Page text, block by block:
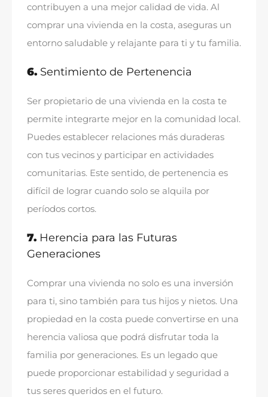
contribuyen a una mejor calidad de vida. Al
comprar una vivienda en la costa, aseguras un
entorno saludable y relajante para ti y tu familia.
6. Sentimiento de Pertenencia
Ser propietario de una vivienda en la costa te
permite integrarte mejor en la comunidad local.
Puedes establecer relaciones más duraderas
con tus vecinos y participar en actividades
comunitarias. Este sentido, de pertenencia es
difícil de lograr cuando solo se alquila por
períodos cortos.
7. Herencia para las Futuras
Generaciones
Comprar una vivienda no solo es una inversión
para ti, sino también para tus hijos y nietos. Una
propiedad en la costa puede convertirse en una
herencia valiosa que podrá disfrutar toda la
familia por generaciones. Es un legado que
puede proporcionar estabilidad y seguridad a
tus seres queridos en el futuro.